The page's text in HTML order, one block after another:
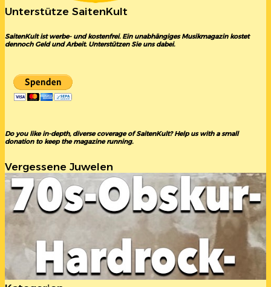
Unterstütze SaitenKult
SaitenKult ist werbe- und kostenfrei. Ein unabhängiges Musikmagazin kostet
dennoch Geld und Arbeit. Unterstützen Sie uns dabei.
Do you like in-depth, diverse coverage of SaitenKult? Help us with a small
donation to keep the magazine running.
Vergessene Juwelen